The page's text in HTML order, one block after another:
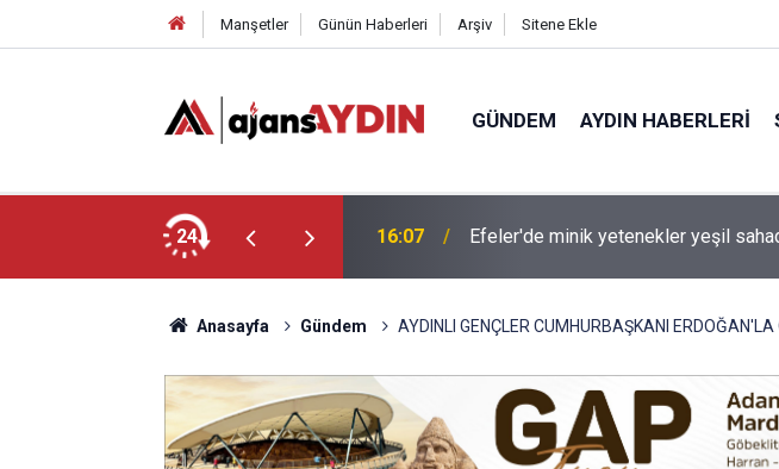
Manşetler Günün Haberleri Arşiv Sitene Ekle
GÜNDEM AYDIN HABERLERI
24 16:07 Efeler'de minik yetenekler yeşil
Anasayfa Gündem AYDINLI GENÇLER CUMHURBAŞKANI ERDOĞAN'LA